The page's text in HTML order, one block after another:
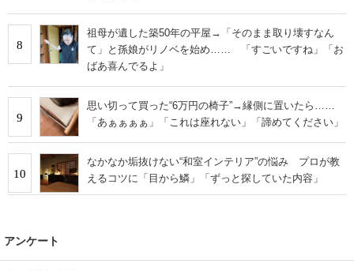
8
祖母が遺した築50年の平屋→「そのまま取り壊すなん
て」と孫娘がリノベを始め…… 「すごいですね」「お
ばあ喜んでるよ」
9
思い切って買った“6万円の椅子”→縁側に置いたら……
「あぁぁぁぁ」「これは座れない」「諦めてください」
10
なかなか垢抜けない“和室インテリア”の悩み プロが教
えるコツに「目から鱗」「ずっと探していた内容」
アンケート